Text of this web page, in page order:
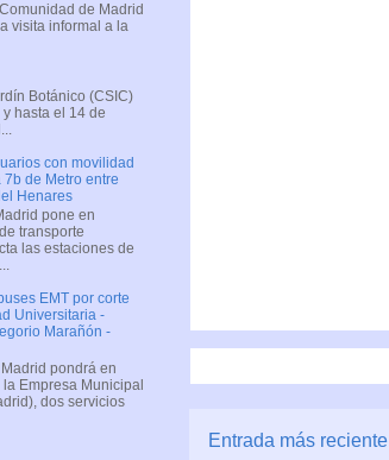
Entrada más reciente
de Madrid
visita informal a la
Botánico (CSIC)
hasta el 14 de
con movilidad
de Metro entre
Henares
pone en
transporte
las estaciones de
EMT por corte
Universitaria -
Marañón -
pondrá en
Empresa Municipal
dos servicios